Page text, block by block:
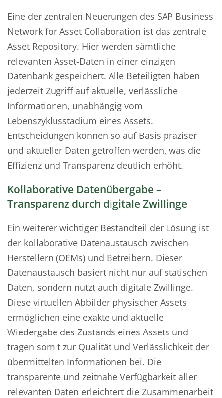
Eine der zentralen Neuerungen des SAP Business
Network for Asset Collaboration ist das zentrale
Asset Repository. Hier werden sämtliche
relevanten Asset-Daten in einer einzigen
Datenbank gespeichert. Alle Beteiligten haben
jederzeit Zugriff auf aktuelle, verlässliche
Informationen, unabhängig vom
Lebenszyklusstadium eines Assets.
Entscheidungen können so auf Basis präziser
und aktueller Daten getroffen werden, was die
Effizienz und Transparenz deutlich erhöht.
Kollaborative Datenübergabe –
Transparenz durch digitale Zwillinge
Ein weiterer wichtiger Bestandteil der Lösung ist
der kollaborative Datenaustausch zwischen
Herstellern (OEMs) und Betreibern. Dieser
Datenaustausch basiert nicht nur auf statischen
Daten, sondern nutzt auch digitale Zwillinge.
Diese virtuellen Abbilder physischer Assets
ermöglichen eine exakte und aktuelle
Wiedergabe des Zustands eines Assets und
tragen somit zur Qualität und Verlässlichkeit der
übermittelten Informationen bei. Die
transparente und zeitnahe Verfügbarkeit aller
relevanten Daten erleichtert die Zusammenarbeit